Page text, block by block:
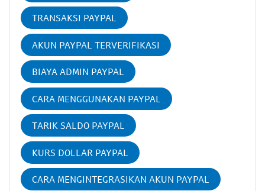
TRANSAKSI PAYPAL
AKUN PAYPAL TERVERIFIKASI
BIAYA ADMIN PAYPAL
CARA MENGGUNAKAN PAYPAL
TARIK SALDO PAYPAL
KURS DOLLAR PAYPAL
CARA MENGINTEGRASIKAN AKUN PAYPAL